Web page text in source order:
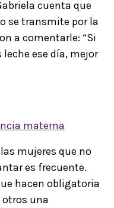
cuenta que
se transmite por la
a comentarle: “Si
ese día, mejor
materna
mujeres que no
es frecuente.
hacen obligatoria
otros una